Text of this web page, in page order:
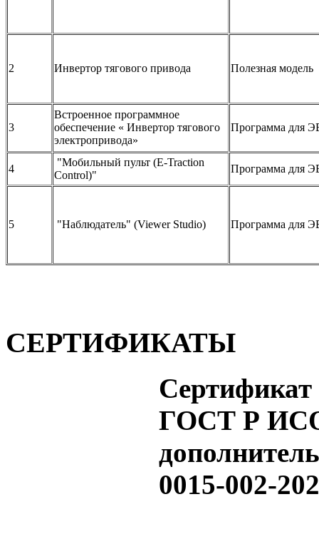
2 Инвертор тягового привода Полезная модель
3
Встроенное программное
обеспечение « Инвертор тягового
электропривода»
Программа для
4
"Мобильный пульт (E-Traction
Control)"
Программа для
5 "Наблюдатель" (Viewer Studio) Программа для
СЕРТИФИКАТЫ
Сертификат
ГОСТ Р ИСО
0015-002-